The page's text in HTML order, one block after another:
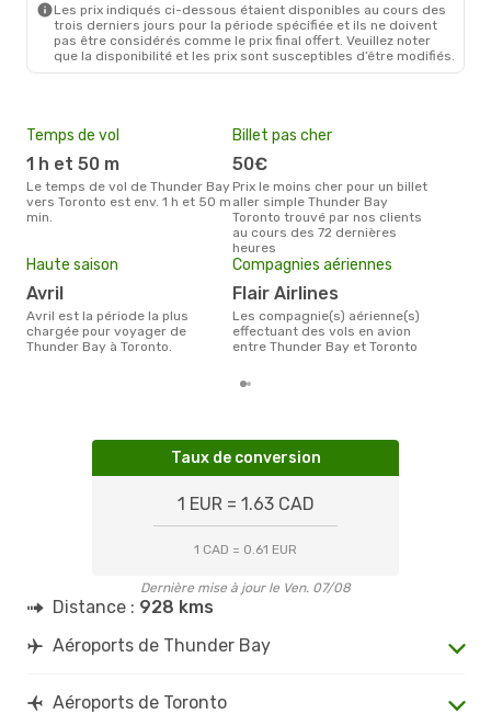
Les prix indiqués ci-dessous étaient disponibles au cours des
trois derniers jours pour la période spécifiée et ils ne doivent
pas être considérés comme le prix final offert. Veuillez noter
que la disponibilité et les prix sont susceptibles d’être modifiés.
Temps de vol
1 h et 50 m
Le temps de vol de Thunder Bay
vers Toronto est env. 1 h et 50 m
min.
Billet pas cher
50€
Prix le moins cher pour un billet
aller simple Thunder Bay
Toronto trouvé par nos clients
au cours des 72 dernières
heures
Haute saison
avril
avril est la période la plus
chargée pour voyager de
Thunder Bay à Toronto.
Compagnies aériennes
Flair Airlines
Les compagnie(s) aérienne(s)
effectuant des vols en avion
entre Thunder Bay et Toronto
Taux de conversion
1 EUR = 1.63 CAD
1 CAD = 0.61 EUR
Dernière mise à jour le Ven. 07/08
Distance : 928 kms
Aéroports de Thunder Bay
Aéroports de Toronto